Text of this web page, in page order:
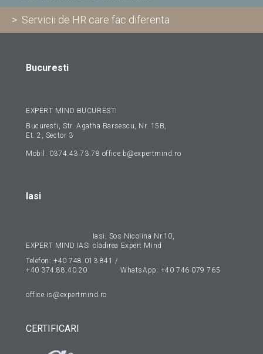
> Servicii de HR care fac diferenta
Bucuresti
EXPERT MIND BUCURESTI
Bucuresti, Str. Agatha Barsescu, Nr. 15B,
Et. 2, Sector 3
Mobil: 0374.43.73.78 office.b@expertmind.ro
Iasi
EXPERT MIND IASI
Iasi, Sos Nicolina Nr.10,
cladirea Expert Mind
Telefon:+40 748.013.841 /
+40 374.88.40.20
WhatsApp: +40 746 079 765
office.is@expertmind.ro
CERTIFICARI